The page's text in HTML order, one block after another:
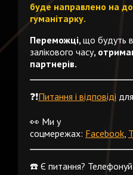
буде направлено на
гуманітарку.
Переможці,що будуть
залікового часу,
партнерів.
❓❗️Питання і відповіді
👀 Ми у
соцмережах: Facebook,
☎️ Є питання?